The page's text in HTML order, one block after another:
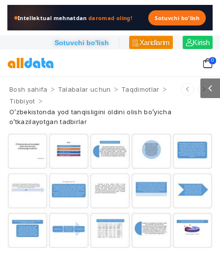
Intellektual mehnatdandaromad oling! Sotuvchi bo'lish
Sotuvchi bo'lish Xaridlarim Kirish
0
Bosh sahifa > Talabalar uchun > Taqdimotlar >
Tibbiyot >
O’zbekistonda yod tanqisligini oldini olish bo’yicha
o’tkazilayotgan tadbirlar